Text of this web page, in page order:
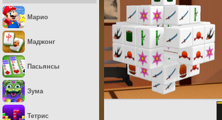
Марио
Маджонг
Пасьянсы
Зума
Тетрис